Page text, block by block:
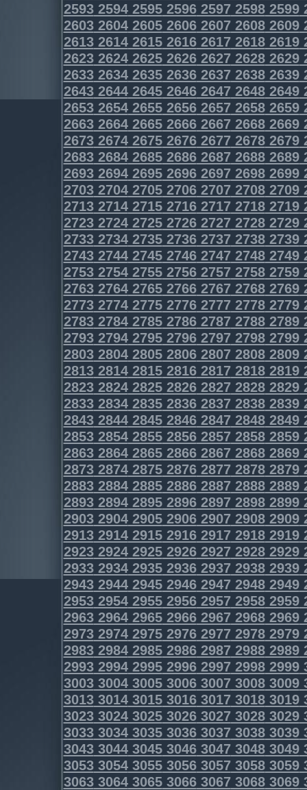
2593259425952596259725982599
2603260426052606260726082609
2613261426152616261726182619
2623262426252626262726282629
2633263426352636263726382639
2643264426452646264726482649
2653265426552656265726582659
2663266426652666266726682669
2673267426752676267726782679
2683268426852686268726882689
2693269426952696269726982699
2703270427052706270727082709
2713271427152716271727182719
2723272427252726272727282729
2733273427352736273727382739
2743274427452746274727482749
2753275427552756275727582759
2763276427652766276727682769
2773277427752776277727782779
2783278427852786278727882789
2793279427952796279727982799
2803280428052806280728082809
2813281428152816281728182819
2823282428252826282728282829
2833283428352836283728382839
2843284428452846284728482849
2853285428552856285728582859
2863286428652866286728682869
2873287428752876287728782879
2883288428852886288728882889
2893289428952896289728982899
2903290429052906290729082909
2913291429152916291729182919
2923292429252926292729282929
2933293429352936293729382939
2943294429452946294729482949
2953295429552956295729582959
2963296429652966296729682969
2973297429752976297729782979
2983298429852986298729882989
2993299429952996299729982999
3003300430053006300730083009
3013301430153016301730183019
3023302430253026302730283029
3033303430353036303730383039
3043304430453046304730483049
3053305430553056305730583059
3063306430653066306730683069